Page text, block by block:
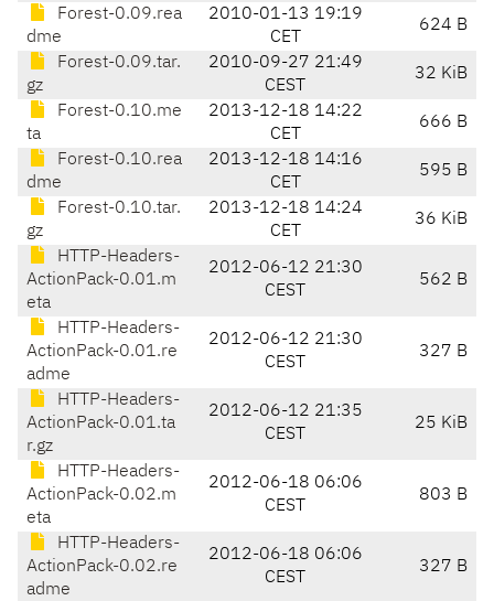
Forest-0.09.rea
dme
2010-01-13 19:19
CET
624 B
Forest-0.09.tar.
gz
2010-09-27 21:49
CEST
32 KiB
Forest-0.10.me
ta
2013-12-18 14:22
CET
666 B
Forest-0.10.rea
dme
2013-12-18 14:16
CET
595 B
Forest-0.10.tar.
gz
2013-12-18 14:24
CET
36 KiB
HTTP-Headers-
ActionPack-0.01.m
eta
2012-06-12 21:30
CEST
562 B
HTTP-Headers-
ActionPack-0.01.re
adme
2012-06-12 21:30
CEST
327 B
HTTP-Headers-
ActionPack-0.01.ta
r.gz
2012-06-12 21:35
CEST
25 KiB
HTTP-Headers-
ActionPack-0.02.m
eta
2012-06-18 06:06
CEST
803 B
HTTP-Headers-
ActionPack-0.02.re
adme
2012-06-18 06:06
CEST
327 B